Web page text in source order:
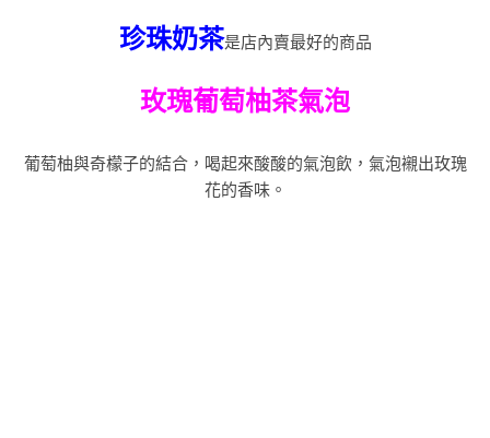
珍珠奶茶是店內賣最好的商品
玫瑰葡萄柚茶氣泡
葡萄柚與奇檬子的結合，喝起來酸酸的氣泡飲，氣泡襯出玫瑰
花的香味。